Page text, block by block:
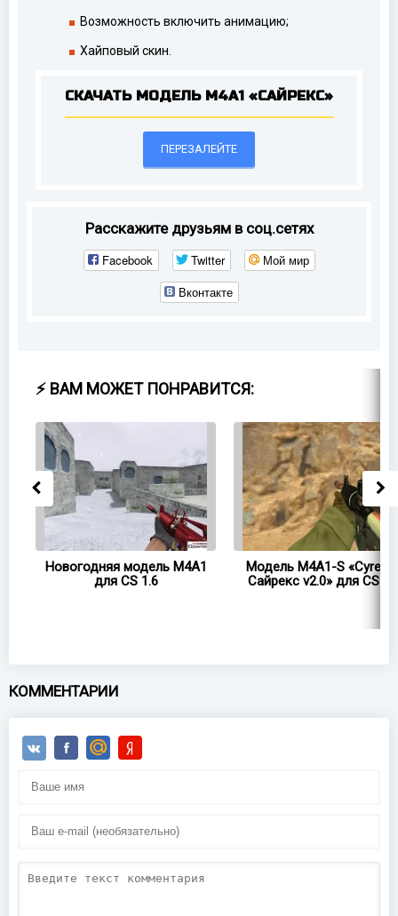
Возможность включить анимацию;
Хайповый скин.
СКАЧАТЬ МОДЕЛЬ M4A1 «САЙРЕКС»
ПЕРЕЗАЛЕЙТЕ
Расскажите друзьям в соц.сетях
Facebook Twitter
Мой мир
Вконтакте
⚡ ВАМ МОЖЕТ ПОНРАВИТСЯ:
Новогодняя модель M4A1
для CS 1.6
Модель M4A1-S «Cyrex
Сайрекс v2.0» для CS
КОММЕНТАРИИ